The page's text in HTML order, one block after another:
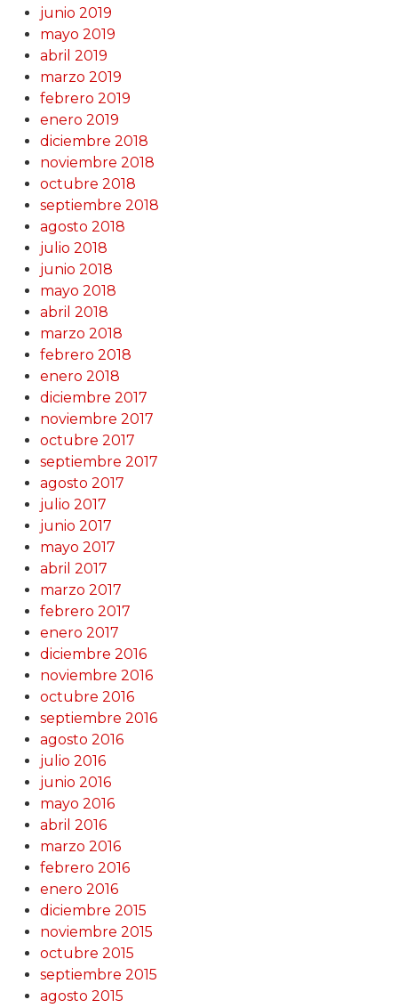
junio 2019
mayo 2019
abril 2019
marzo 2019
febrero 2019
enero 2019
diciembre 2018
noviembre 2018
octubre 2018
septiembre 2018
agosto 2018
julio 2018
junio 2018
mayo 2018
abril 2018
marzo 2018
febrero 2018
enero 2018
diciembre 2017
noviembre 2017
octubre 2017
septiembre 2017
agosto 2017
julio 2017
junio 2017
mayo 2017
abril 2017
marzo 2017
febrero 2017
enero 2017
diciembre 2016
noviembre 2016
octubre 2016
septiembre 2016
agosto 2016
julio 2016
junio 2016
mayo 2016
abril 2016
marzo 2016
febrero 2016
enero 2016
diciembre 2015
noviembre 2015
octubre 2015
septiembre 2015
agosto 2015